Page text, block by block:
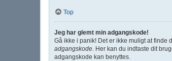
Top
Jeg har glemt min adgangskode!
Gå ikke i panik! Det er ikke muligt at finde
adgangskode . Her kan du indtaste dit
adgangskode kan benyttes.